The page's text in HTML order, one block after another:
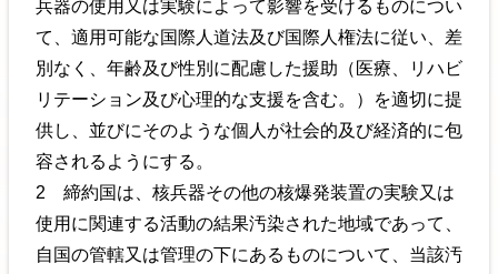
兵器の使用又は実験によって影響を受けるものについ
て、適用可能な国際人道法及び国際人権法に従い、差
別なく、年齢及び性別に配慮した援助（医療、リハビ
リテーション及び心理的な支援を含む。）を適切に提
供し、並びにそのような個人が社会的及び経済的に包
容されるようにする。
2 締約国は、核兵器その他の核爆発装置の実験又は
使用に関連する活動の結果汚染された地域であって、
自国の管轄又は管理の下にあるものについて、当該汚